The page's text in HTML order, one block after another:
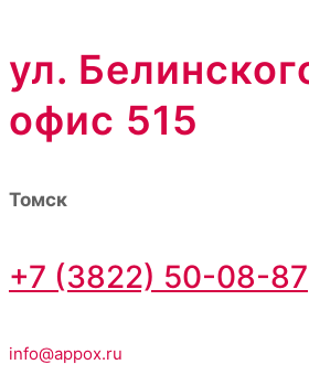
ул.
офис 515
Томск
+7 (3822) 50-08-87
info@appox.ru